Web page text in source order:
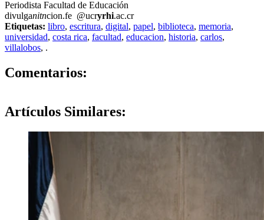
Periodista Facultad de Educación
divulganitncion.fe @ucryrhi.ac.cr
Etiquetas: libro, escritura, digital, papel, biblioteca, memoria,
universidad, costa rica, facultad, educacion, historia, carlos,
villalobos, .
Comentarios:
Artículos Similares: